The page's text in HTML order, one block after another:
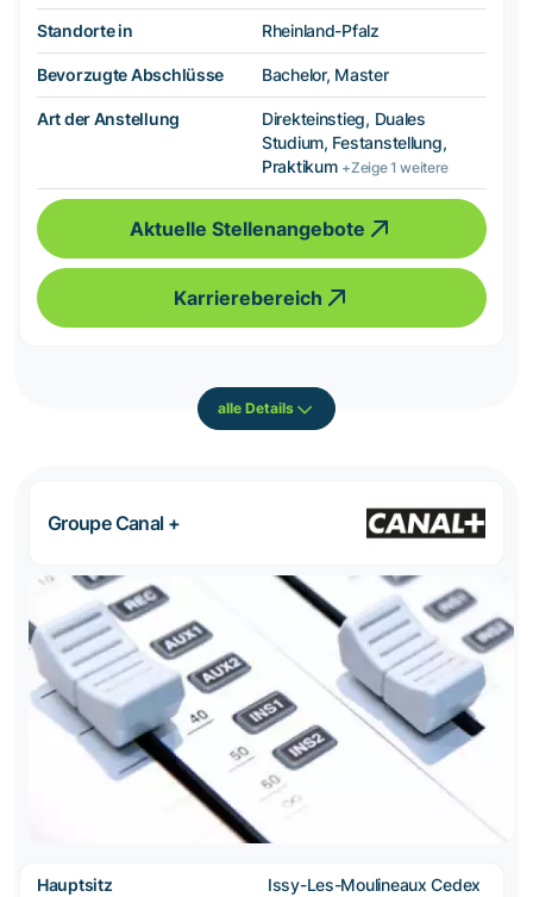
Standorte in Rheinland-Pfalz
Bevorzugte Abschlüsse Bachelor, Master
Art der Anstellung
Direkteinstieg, Duales
Studium, Festanstellung,
Praktikum +Zeige 1 weitere
Aktuelle Stellenangebote
Karrierebereich
alle Details
Groupe Canal +
Hauptsitz
Issy-Les-Moulineaux Cedex